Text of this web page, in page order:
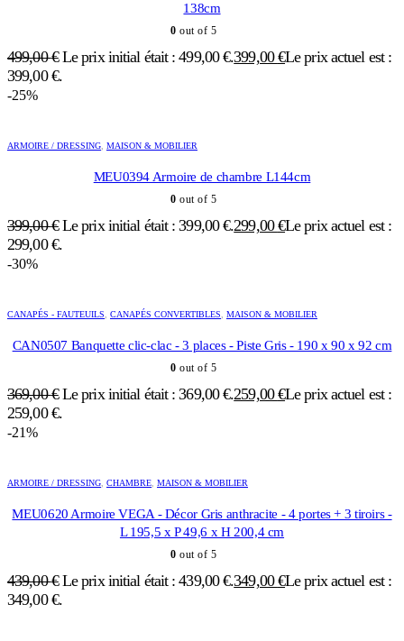
138cm
0 out of 5
499,00€ Le prix initial était : 499,00 €.399,00€Le prix actuel est :
399,00 €.
-25%
ARMOIRE / DRESSING, MAISON & MOBILIER
MEU0394 Armoire de chambre L144cm
0 out of 5
399,00€ Le prix initial était : 399,00 €.299,00€Le prix actuel est :
299,00 €.
-30%
CANAPÉS - FAUTEUILS, CANAPÉS CONVERTIBLES, MAISON & MOBILIER
CAN0507 Banquette clic-clac - 3 places - Piste Gris - 190 x 90 x 92 cm
0 out of 5
369,00€ Le prix initial était : 369,00 €.259,00€Le prix actuel est :
259,00 €.
-21%
ARMOIRE / DRESSING, CHAMBRE, MAISON & MOBILIER
MEU0620 Armoire VEGA - Décor Gris anthracite - 4 portes + 3 tiroirs -
L 195,5 x P 49,6 x H 200,4 cm
0 out of 5
439,00€ Le prix initial était : 439,00 €.349,00€Le prix actuel est :
349,00 €.